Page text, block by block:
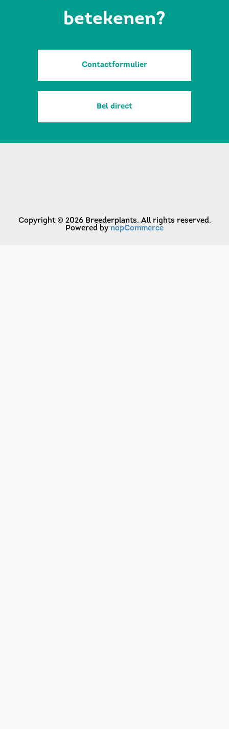
betekenen?
Contactformulier
Bel direct
Copyright © 2026 Breederplants. All rights reserved.
Powered by nopCommerce